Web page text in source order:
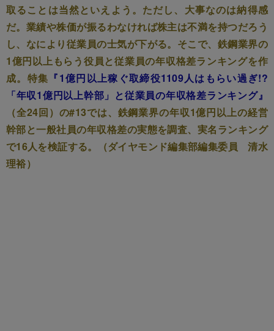
取ることは当然といえよう。ただし、大事なのは納得感
だ。業績や株価が振るわなければ株主は不満を持つだろう
し、なにより従業員の士気が下がる。そこで、鉄鋼業界の
1億円以上もらう役員と従業員の年収格差ランキングを作
成。特集 『1億円以上稼ぐ取締役1109人はもらい過ぎ!?
「年収1億円以上幹部」と従業員の年収格差ランキング』
（全24回）の#13では、鉄鋼業界の年収1億円以上の経営
幹部と一般社員の年収格差の実態を調査、実名ランキング
で16人を検証する。（ダイヤモンド編集部編集委員 清水
理裕）